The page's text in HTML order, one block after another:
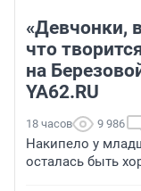
«Девчонки,
что
на
YA62.RU
18 часов 9 986
Накипело у
осталась быть